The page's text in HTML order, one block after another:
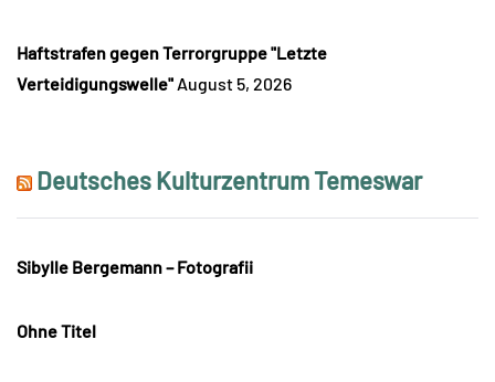
Haftstrafen gegen Terrorgruppe "Letzte
Verteidigungswelle" August 5, 2026
Deutsches Kulturzentrum Temeswar
Sibylle Bergemann – Fotografii
Ohne Titel